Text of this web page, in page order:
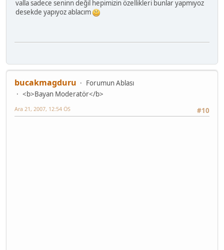
valla sadece seninn değil hepimizin özellikleri bunlar yapmıyoz
desekde yapıyoz ablacım
bucakmagduru
Forumun Ablası
<b>Bayan Moderatör</b>
#10
Ara 21, 2007, 12:54 ÖS